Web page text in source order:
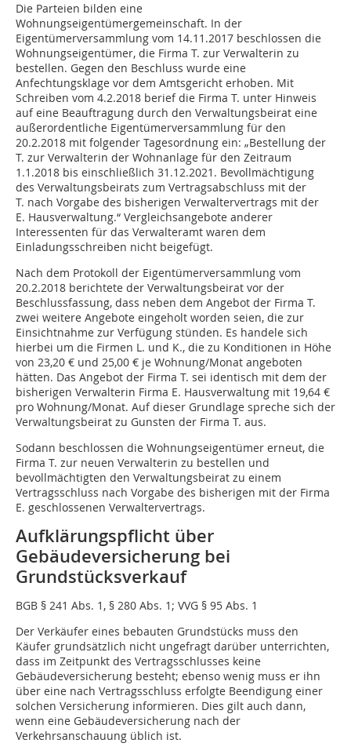
Die Parteien bilden eine
Wohnungseigentümergemeinschaft. In der
Eigentümerversammlung vom 14.11.2017 beschlossen die
Wohnungseigentümer, die Firma T. zur Verwalterin zu
bestellen. Gegen den Beschluss wurde eine
Anfechtungsklage vor dem Amtsgericht erhoben. Mit
Schreiben vom 4.2.2018 berief die Firma T. unter Hinweis
auf eine Beauftragung durch den Verwaltungsbeirat eine
außerordentliche Eigentümerversammlung für den
20.2.2018 mit folgender Tagesordnung ein: „Bestellung der
T. zur Verwalterin der Wohnanlage für den Zeitraum
1.1.2018 bis einschließlich 31.12.2021. Bevollmächtigung
des Verwaltungsbeirats zum Vertragsabschluss mit der
T. nach Vorgabe des bisherigen Verwaltervertrags mit der
E. Hausverwaltung.“ Vergleichsangebote anderer
Interessenten für das Verwalteramt waren dem
Einladungsschreiben nicht beigefügt.
Nach dem Protokoll der Eigentümerversammlung vom
20.2.2018 berichtete der Verwaltungsbeirat vor der
Beschlussfassung, dass neben dem Angebot der Firma T.
zwei weitere Angebote eingeholt worden seien, die zur
Einsichtnahme zur Verfügung stünden. Es handele sich
hierbei um die Firmen L. und K., die zu Konditionen in Höhe
von 23,20 € und 25,00 € je Wohnung/Monat angeboten
hätten. Das Angebot der Firma T. sei identisch mit dem der
bisherigen Verwalterin Firma E. Hausverwaltung mit 19,64 €
pro Wohnung/Monat. Auf dieser Grundlage spreche sich der
Verwaltungsbeirat zu Gunsten der Firma T. aus.
Sodann beschlossen die Wohnungseigentümer erneut, die
Firma T. zur neuen Verwalterin zu bestellen und
bevollmächtigten den Verwaltungsbeirat zu einem
Vertragsschluss nach Vorgabe des bisherigen mit der Firma
E. geschlossenen Verwaltervertrags.
Aufklärungspflicht über
Gebäudeversicherung bei
Grundstücksverkauf
BGB § 241 Abs. 1, § 280 Abs. 1; VVG § 95 Abs. 1
Der Verkäufer eines bebauten Grundstücks muss den
Käufer grundsätzlich nicht ungefragt darüber unterrichten,
dass im Zeitpunkt des Vertragsschlusses keine
Gebäudeversicherung besteht; ebenso wenig muss er ihn
über eine nach Vertragsschluss erfolgte Beendigung einer
solchen Versicherung informieren. Dies gilt auch dann,
wenn eine Gebäudeversicherung nach der
Verkehrsanschauung üblich ist.